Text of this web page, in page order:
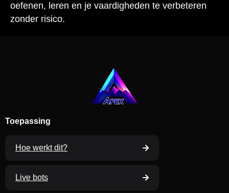
oefenen, leren en je vaardigheden te verbeteren
zonder risico.
Toepassing
Hoe werkt dit?
Live bots